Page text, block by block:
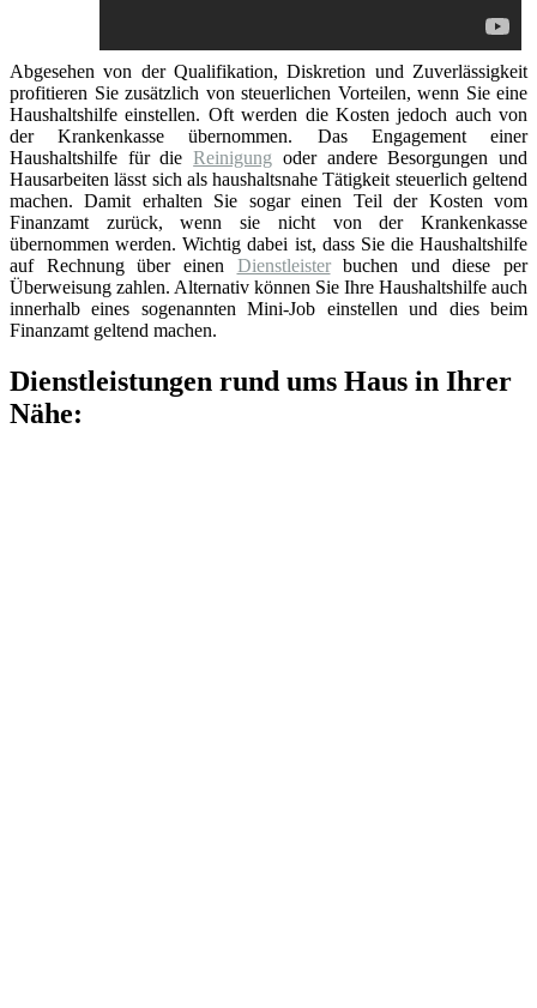
Abgesehen von der Qualifikation, Diskretion und Zuverlässigkeit
profitieren Sie zusätzlich von steuerlichen Vorteilen, wenn Sie eine
Haushaltshilfe einstellen. Oft werden die Kosten jedoch auch von
der Krankenkasse übernommen. Das Engagement einer
Haushaltshilfe für dieReinigung oder andere Besorgungen und
Hausarbeiten lässt sich als haushaltsnahe Tätigkeit steuerlich geltend
machen. Damit erhalten Sie sogar einen Teil der Kosten vom
Finanzamt zurück, wenn sie nicht von der Krankenkasse
übernommen werden. Wichtig dabei ist, dass Sie die Haushaltshilfe
auf Rechnung über einen Dienstleisterbuchen und diese per
Überweisung zahlen. Alternativ können Sie Ihre Haushaltshilfe auch
innerhalb eines sogenannten Mini-Job einstellen und dies beim
Finanzamt geltend machen.
Dienstleistungen rund ums Haus in Ihrer
Nähe: